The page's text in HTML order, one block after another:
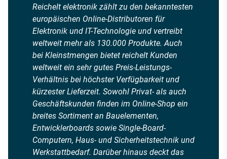
Reichelt elektronik zählt zu den bekanntesten
europäischen Online-Distributoren für
Elektronik und IT-Technologie und vertreibt
weltweit mehr als 130.000 Produkte. Auch
bei Kleinstmengen bietet reichelt Kunden
weltweit ein sehr gutes Preis-Leistungs-
Verhältnis bei höchster Verfügbarkeit und
kürzester Lieferzeit. Sowohl Privat- als auch
Geschäftskunden finden im Online-Shop ein
breites Sortiment an Bauelementen,
Entwicklerboards sowie Single-Board-
Computern, Haus- und Sicherheitstechnik und
Werkstattbedarf. Darüber hinaus deckt das